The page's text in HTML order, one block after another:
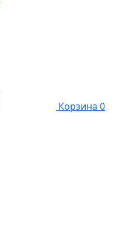
Корзина 0